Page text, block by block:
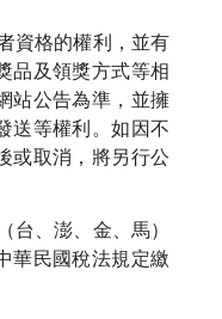
資格的權利，並有
品及領獎方式等相
站公告為準，並擁
送等權利。如因不
或取消，將另行公
台、澎、金、馬）
華民國稅法規定繳